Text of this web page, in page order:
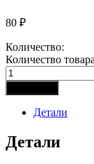
80 ₽
Количество:
Количество
Детали
Детали